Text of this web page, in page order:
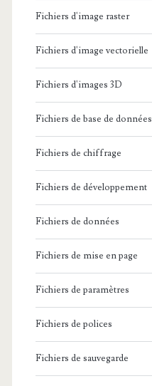
Fichiers d'image raster
Fichiers d'image vectorielle
Fichiers d'images 3D
Fichiers de base de données
Fichiers de chiffrage
Fichiers de développement
Fichiers de données
Fichiers de mise en page
Fichiers de paramètres
Fichiers de polices
Fichiers de sauvegarde